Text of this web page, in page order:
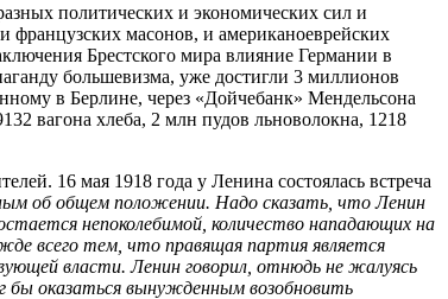
политических и экономических сил и
масонов, и американоеврейских
Брестского мира влияние Германии в
большевизма, уже достигли 3 миллионов
в Берлине, через «Дойчебанк» Мендельсона
вагона хлеба, 2 млн пудов льноволокна, 1218
16 мая 1918 года у Ленина состоялась встреча
об общем положении. Надо сказать, что Ленин
непоколебимой, количество нападающих на
всего тем, что правящая партия является
власти. Ленин говорил, отнюдь не жалуясь
бы оказаться вынужденным возобновить